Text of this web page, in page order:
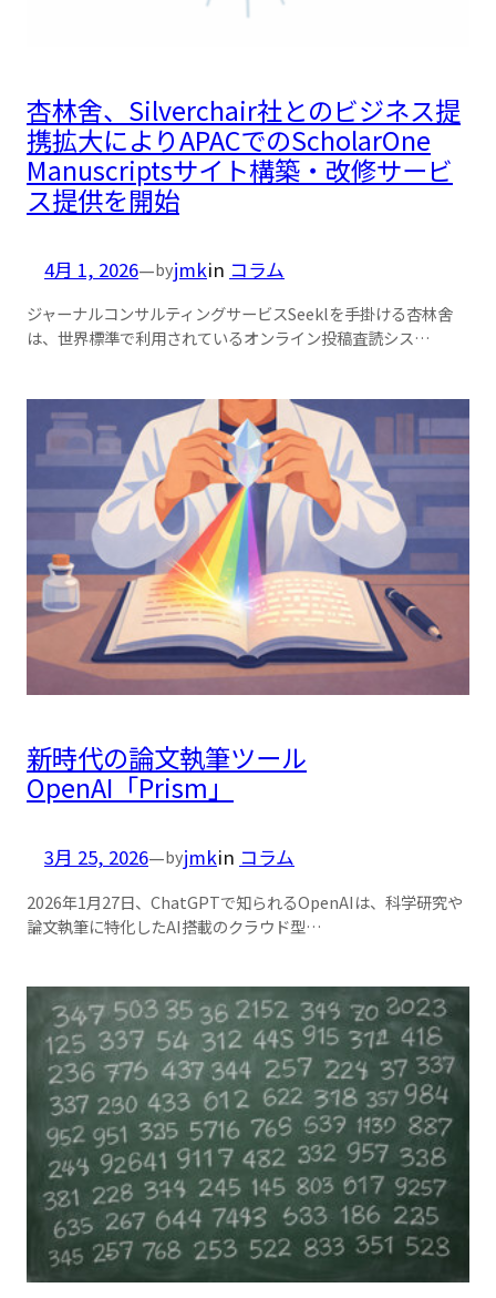
杏林舍、Silverchair社とのビジネス提
携拡大によりAPACでのScholarOne
Manuscriptsサイト構築・改修サービ
ス提供を開始
4月 1, 2026—byjmkin コラム
ジャーナルコンサルティングサービスSeeklを手掛ける杏林舍
は、世界標準で利用されているオンライン投稿査読シス…
新時代の論文執筆ツール
OpenAI「Prism」
3月 25, 2026—byjmkin コラム
2026年1月27日、ChatGPTで知られるOpenAIは、科学研究や
論文執筆に特化したAI搭載のクラウド型…